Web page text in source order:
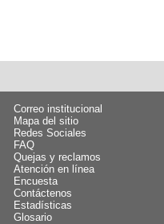
Correo institucional
Mapa del sitio
Redes Sociales
FAQ
Quejas y reclamos
Atención en línea
Encuesta
Contáctenos
Estadísticas
Glosario